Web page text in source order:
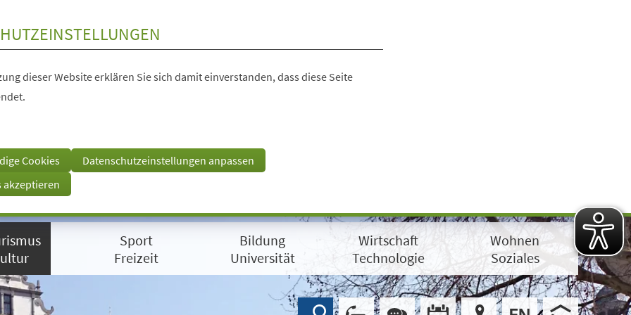
dieser Website erklären Sie sich damit einverstanden, dass diese Seite
Cookies
Datenschutzeinstellungen anpassen
akzeptieren
Sport
Freizeit
Bildung
Universität
Wirtschaft
Technologie
Wohnen
Soziales